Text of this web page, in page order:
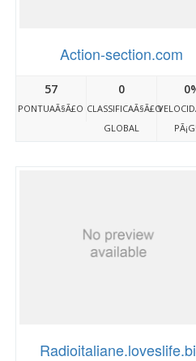
Action-section.com
57
PONTUAÃ§Ã£O
0
CLASSIFICAÃ§Ã£O
GLOBAL